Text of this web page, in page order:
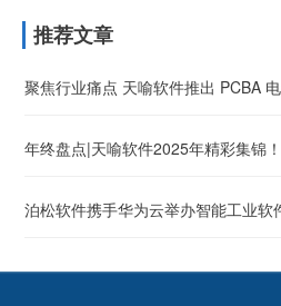
推荐文章
年终盘点|天喻软件2025年精彩集锦！